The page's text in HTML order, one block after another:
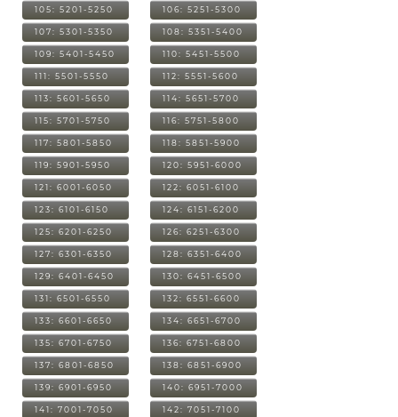
105: 5201-5250 106: 5251-5300
107: 5301-5350 108: 5351-5400
109: 5401-5450 110: 5451-5500
111: 5501-5550 112: 5551-5600
113: 5601-5650 114: 5651-5700
115: 5701-5750 116: 5751-5800
117: 5801-5850 118: 5851-5900
119: 5901-5950 120: 5951-6000
121: 6001-6050 122: 6051-6100
123: 6101-6150 124: 6151-6200
125: 6201-6250 126: 6251-6300
127: 6301-6350 128: 6351-6400
129: 6401-6450 130: 6451-6500
131: 6501-6550 132: 6551-6600
133: 6601-6650 134: 6651-6700
135: 6701-6750 136: 6751-6800
137: 6801-6850 138: 6851-6900
139: 6901-6950 140: 6951-7000
141: 7001-7050 142: 7051-7100